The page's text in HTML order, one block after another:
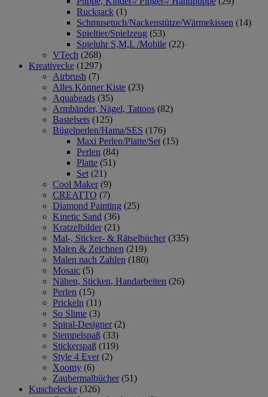
Rucksack (1)
Schmusetuch/Nackenstütze/Wärmekissen (14)
Spieltier/Spielzeug (53)
Spieluhr S,M,L /Mobile (22)
VTech (268)
Kreativecke (1297)
Airbrush (7)
Alles Könner Kiste (23)
Aquabeads (35)
Armbänder, Nägel, Tattoos (82)
Bastelsets (125)
Bügelperlen/Hama/SES (176)
Maxi Perlen/Platte/Set (15)
Perlen (84)
Platte (51)
Set (21)
Cool Maker (9)
CREATTO (7)
Diamond Painting (25)
Kinetic Sand (36)
Kratzelbilder (21)
Mal-, Sticker- & Rätselbücher (335)
Malen & Zeichnen (219)
Malen nach Zahlen (180)
Mosaic (5)
Nähen, Sticken, Handarbeiten (26)
Perlen (15)
Prickeln (11)
So Slime (3)
Spiral-Designer (2)
Stempelspaß (33)
Stickerspaß (119)
Style 4 Ever (2)
Xoomy (6)
Zaubermalbücher (51)
Kuschelecke (326)